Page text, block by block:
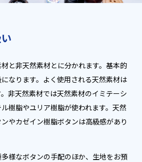
と非天然素材とに分かれます。基本的
なります。よく使用される天然素材は
非天然素材では天然素材のイミテーシ
樹脂やユリア樹脂が使われます。天然
やカゼイン樹脂ボタンは高級感があり
様なボタンの手配のほか、生地をお預